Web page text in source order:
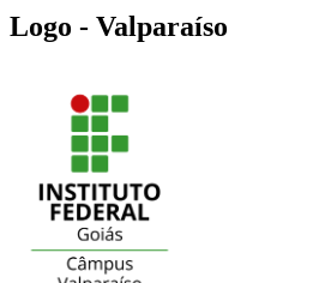
Logo - Valparaíso